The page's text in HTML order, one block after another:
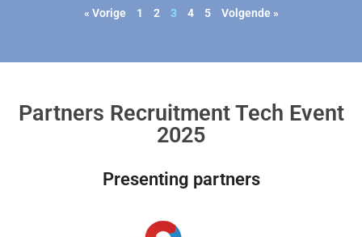
« Vorige 1 2 3 4 5 Volgende »
Partners Recruitment Tech Event
2025
Presenting partners